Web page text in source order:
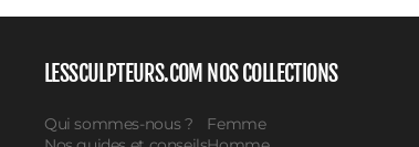
LESSCULPTEURS.COM
Qui sommes-nous ?
NOS COLLECTIONS
Femme